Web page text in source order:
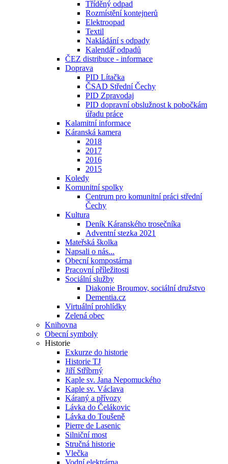
Tříděný odpad
Rozmístění kontejnerů
Elektroopad
Textil
Nakládání s odpady
Kalendář odpadů
ČEZ distribuce - informace
Doprava
PID Lítačka
ČSAD Střední Čechy
PID Zpravodaj
PID dopravní obslužnost k pobočkám
úřadu práce
Kalamitní informace
Káranská kamera
2018
2017
2016
2015
Koledy
Komunitní spolky
Centrum pro komunitní práci střední
Čechy
Kultura
Deník Káranského trosečníka
Adventní stezka 2021
Mateřská školka
Napsali o nás...
Obecní kompostárna
Pracovní příležitosti
Sociální služby
Diakonie Broumov, sociální družstvo
Dementia.cz
Virtuální prohlídky
Zelená obec
Knihovna
Obecní symboly
Historie
Exkurze do historie
Historie TJ
Jiří Stříbrný
Kaple sv. Jana Nepomuckého
Kaple sv. Václava
Káraný a přívozy
Lávka do Čelákovic
Lávka do Toušeně
Pierre de Lasenic
Silniční most
Stručná historie
Vlečka
Vodní elektrárna